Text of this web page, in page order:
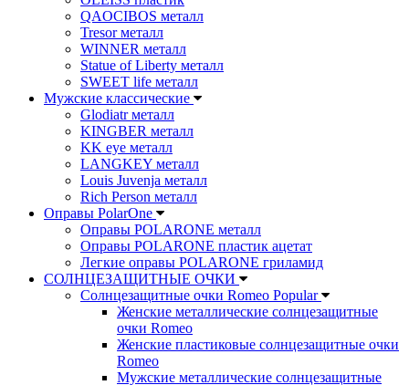
QAOCIBOS металл
Tresor металл
WINNER металл
Statue of Liberty металл
SWEET life металл
Мужские классические
Glodiatr металл
KINGBER металл
KK eye металл
LANGKEY металл
Louis Juvenja металл
Rich Person металл
Оправы PolarOne
Оправы POLARONE металл
Оправы POLARONE пластик ацетат
Легкие оправы POLARONE гриламид
СОЛНЦЕЗАЩИТНЫЕ ОЧКИ
Солнцезащитные очки Romeo Popular
Женские металлические солнцезащитные
очки Romeo
Женские пластиковые солнцезащитные очки
Romeo
Мужские металлические солнцезащитные